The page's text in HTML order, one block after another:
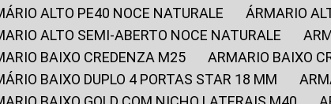
ALTO PE40 NOCE NATURALE
ÁRMARIO
ALTO SEMI-ABERTO NOCE NATURALE
BAIXO CREDENZA M25
ARMARIO BAIXO
BAIXO DUPLO 4 PORTAS STAR 18 MM